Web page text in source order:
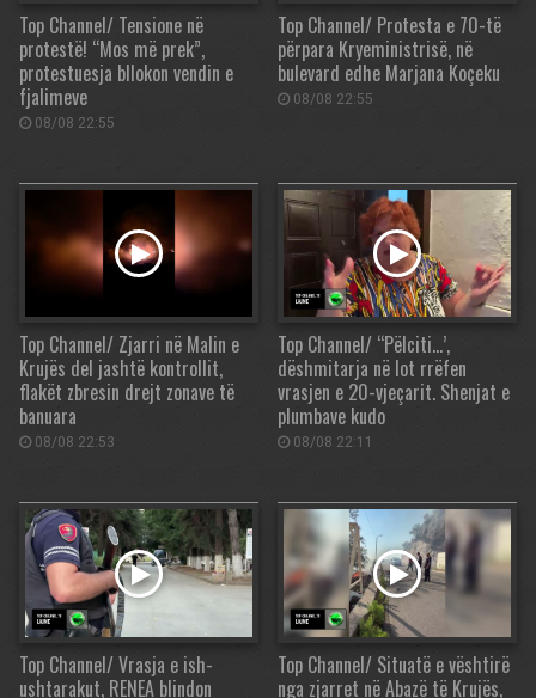
Top Channel/ Tensione në
protestë! “Mos më prek”,
protestuesja bllokon vendin e
fjalimeve
08/08 22:55
Top Channel/ Protesta e 70-të
përpara Kryeministrisë, në
bulevard edhe Marjana Koçeku
08/08 22:55
Top Channel/ Zjarri në Malin e
Krujës del jashtë kontrollit,
flakët zbresin drejt zonave të
banuara
08/08 22:53
Top Channel/ “Pëlciti…’,
dëshmitarja në lot rrëfen
vrasjen e 20-vjeçarit. Shenjat e
plumbave kudo
08/08 22:11
Top Channel/ Vrasja e ish-
ushtarakut, RENEA blindon
Top Channel/ Situatë e vështirë
nga zjarret në Abazë të Krujës,